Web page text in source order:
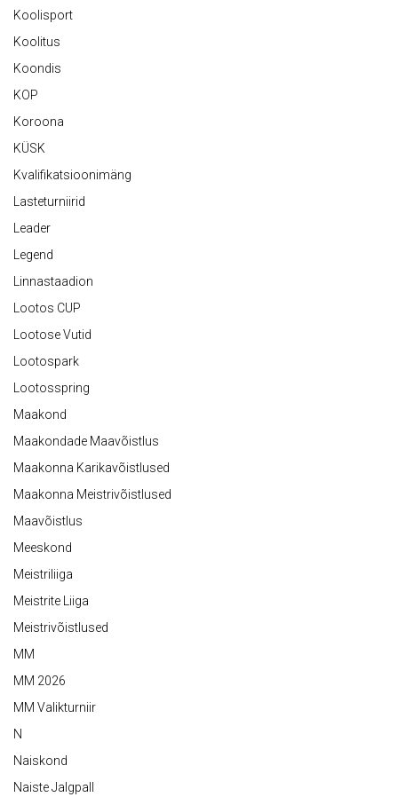
Koolisport
Koolitus
Koondis
KOP
Koroona
KÜSK
Kvalifikatsioonimäng
Lasteturniirid
Leader
Legend
Linnastaadion
Lootos CUP
Lootose Vutid
Lootospark
Lootosspring
Maakond
Maakondade Maavõistlus
Maakonna Karikavõistlused
Maakonna Meistrivõistlused
Maavõistlus
Meeskond
Meistriliiga
Meistrite Liiga
Meistrivõistlused
MM
MM 2026
MM Valikturniir
N
Naiskond
Naiste Jalgpall